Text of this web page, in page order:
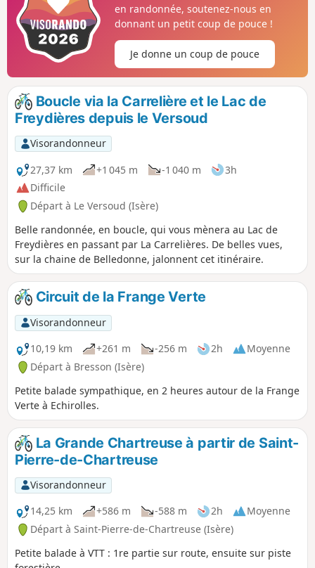
en randonnée, soutenez-nous en
donnant un petit coup de pouce !
Je donne un coup de pouce
Boucle via la Carrelière et le Lac de
Freydières depuis le Versoud
Visorandonneur
27,37 km
+1 045 m -1 040 m
3h
Difficile
Départ à Le Versoud (Isère)
Belle randonnée, en boucle, qui vous mènera au Lac de
Freydières en passant par La Carrelières. De belles vues,
sur la chaine de Belledonne, jalonnent cet itinéraire.
Circuit de la Frange Verte
Visorandonneur
10,19 km
+261 m -256 m 2h
Moyenne
Départ à Bresson (Isère)
Petite balade sympathique, en 2 heures autour de la Frange
Verte à Echirolles.
La Grande Chartreuse à partir de Saint-
Pierre-de-Chartreuse
Visorandonneur
14,25 km
+586 m -588 m 2h
Moyenne
Départ à Saint-Pierre-de-Chartreuse (Isère)
Petite balade à VTT : 1re partie sur route, ensuite sur piste